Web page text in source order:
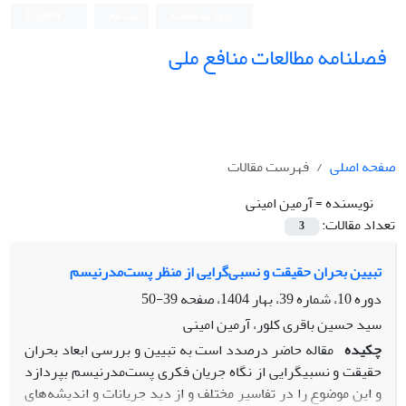
فصلنامه مطالعات منافع ملی
صفحه اصلی
فهرست مقالات
نویسنده =آرمین امینی
تعداد مقالات:
3
تبیین بحران حقیقت و نسبی‌گرایی از منظر پست‌مدرنیسم
دوره 10، شماره 39، بهار 1404، صفحه
39-50
سید حسین باقری کلور، آرمین امینی
چکیده مقاله حاضر درصدد است به تبیین و بررسی ابعاد بحران
حقیقت و نسبی­گرایی از نگاه جریان فکری پست‌مدرنیسم بپردازد
و این موضوع را در تفاسیر مختلف و از دید جریانات و اندیشه‌های